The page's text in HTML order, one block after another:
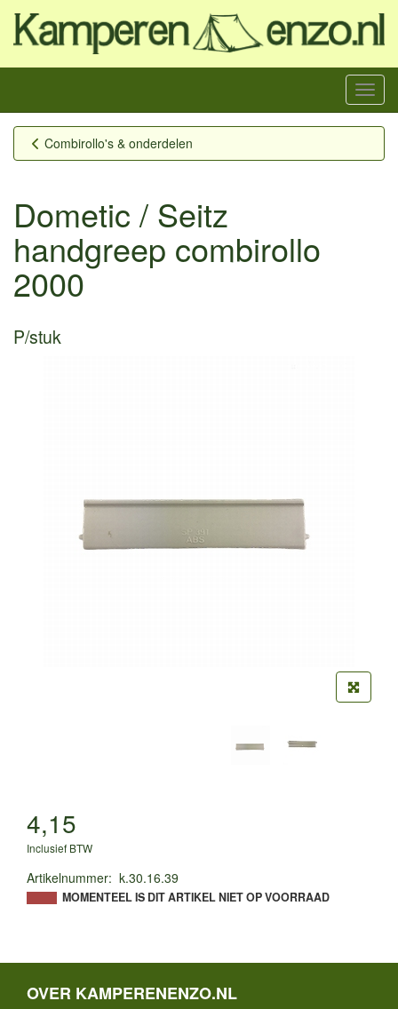
Menu
Combirollo's & onderdelen
Dometic / Seitz
handgreep combirollo
2000
P/stuk
4,15
Inclusief BTW
Artikelnummer: k.30.16.39
MOMENTEEL IS DIT ARTIKEL NIET OP VOORRAAD
OVER KAMPERENENZO.NL